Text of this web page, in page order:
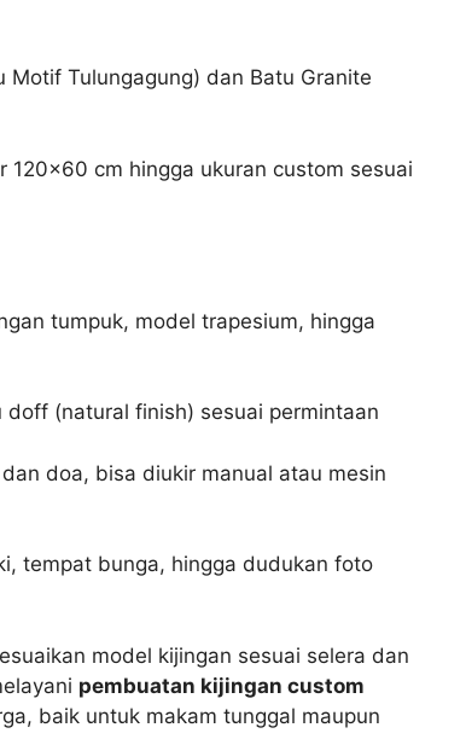
Motif Tulungagung) dan Batu Granite
120×60 cm hingga ukuran custom sesuai
tumpuk, model trapesium, hingga
(natural finish) sesuai permintaan
doa, bisa diukir manual atau mesin
tempat bunga, hingga dudukan foto
model kijingan sesuai selera dan
pembuatan kijingan custom
baik untuk makam tunggal maupun